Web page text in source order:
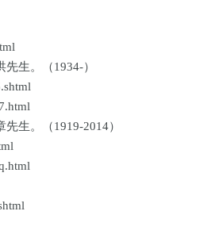
生。（1934-）
生。（1919-2014）